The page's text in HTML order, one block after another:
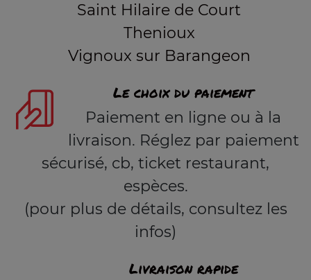
Saint Hilaire de Court
Thenioux
Vignoux sur Barangeon
Le choix du paiement
Paiement en ligne ou à la
livraison. Réglez par paiement
sécurisé, cb, ticket restaurant,
espèces.
(pour plus de détails, consultez les
infos)
Livraison rapide